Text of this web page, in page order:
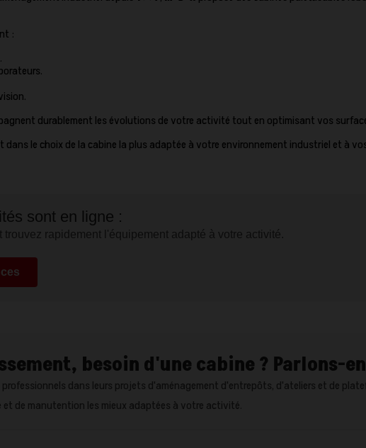
:
durablement les évolutions de votre activité tout en optimisant vos
dans le choix de la cabine la plus adaptée à votre environnement industriel et à
sont en ligne :
rapidement l'équipement adapté à votre activité.
besoin d'une cabine ? Parlons-
dans leurs projets d'aménagement d'entrepôts, d'ateliers et de
de manutention les mieux adaptées à votre activité.